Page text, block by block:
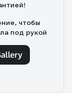
чтобы
под рукой